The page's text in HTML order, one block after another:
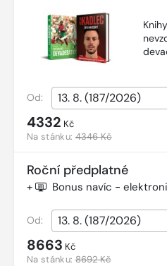
Od:
4332 Kč
Na stánku:4346 Kč
Roční předplatné
+ Bonus navíc -
Od:
8663 Kč
Na stánku:8692 Kč